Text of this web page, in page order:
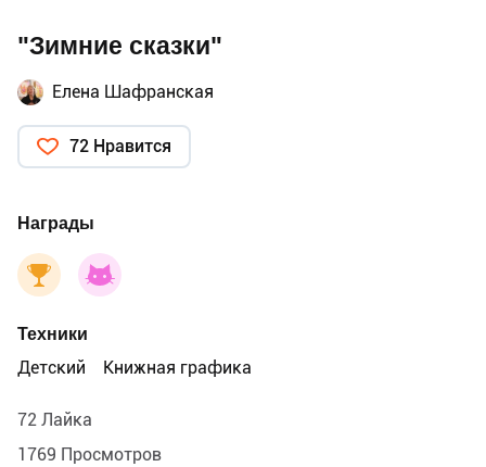
"Зимние сказки"
Елена Шафранская
72 Нравится
Награды
Техники
Детский
Книжная графика
72 Лайка
1769 Просмотров